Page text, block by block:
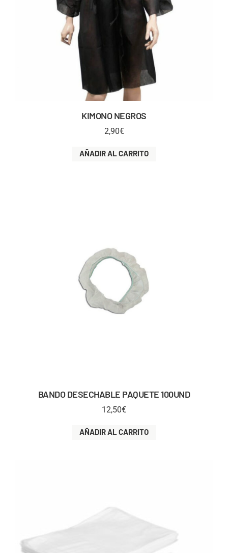
KIMONO NEGROS
2,90€
AÑADIR AL CARRITO
BANDO DESECHABLE PAQUETE 100UND
12,50€
AÑADIR AL CARRITO